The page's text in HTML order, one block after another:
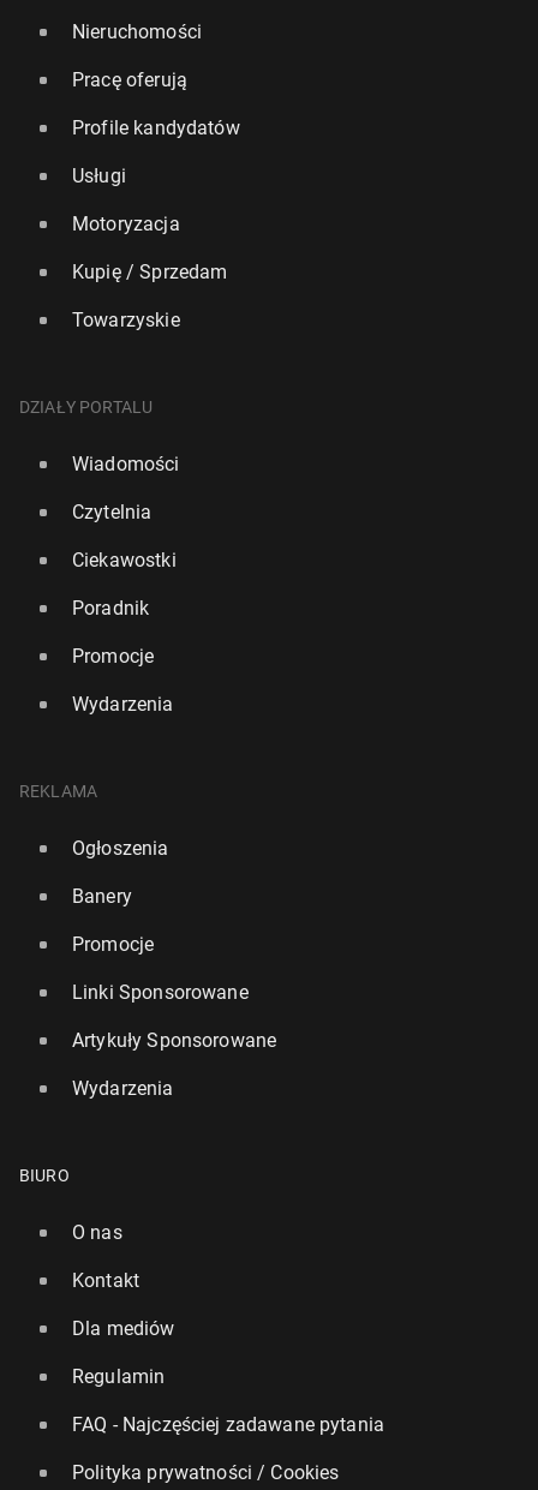
Nieruchomości
Pracę oferują
Profile kandydatów
Usługi
Motoryzacja
Kupię / Sprzedam
Towarzyskie
DZIAŁY PORTALU
Wiadomości
Czytelnia
Ciekawostki
Poradnik
Promocje
Wydarzenia
REKLAMA
Ogłoszenia
Banery
Promocje
Linki Sponsorowane
Artykuły Sponsorowane
Wydarzenia
BIURO
O nas
Kontakt
Dla mediów
Regulamin
FAQ - Najczęściej zadawane pytania
Polityka prywatności / Cookies